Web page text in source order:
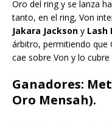
Oro del ring y se lanza
tanto, en el ring, Von
Jakara Jackson y Lash
árbitro, permitiendo que
cae sobre Von y lo
Ganadores:
Oro Mensah).